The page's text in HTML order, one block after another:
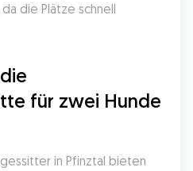
die Plätze schnell
für zwei Hunde
in Pfinztal bieten